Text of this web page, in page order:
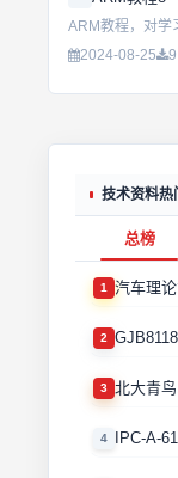
ARM教程，对学
2024-08-25
技术资料热
总榜
1 汽车理
2
3 北大青
4 IPC-A-